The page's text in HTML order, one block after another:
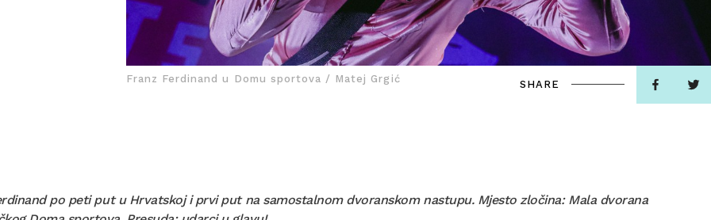
Franz Ferdinand u Domu sportova / Matej Grgić SHARE
po peti put u Hrvatskoj i prvi put na samostalnom dvoranskom nastupu. Mjesto zločina: Mala dvorana